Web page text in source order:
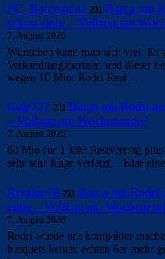
FC_Barcelona1 zu Barça mit
schon einig – Vollzug am
7. August 2026
Wünschen kann man sich viel. Es
Verhandlungspartner, und dieser
wegen 10 Mio. Rodri Real…
Cule777 zu Barça mit Rodri
– Vollzug am Wochenende?
7. August 2026
60 Mio für 1 Jahr Restvertrag
sehr sehr lange verletzt... Klar
Rivaldo78 zu Barça mit Rodri
einig – Vollzug am
7. August 2026
Rodri würde uns kompakter
busquets keinen echten 6er mehr